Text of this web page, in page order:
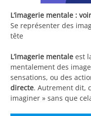
L’imagerie mentale :
Se représenter des
tête
L’imagerie mentale est
mentalement des
sensations, ou des
directe. Autrement dit,
imaginer » sans que